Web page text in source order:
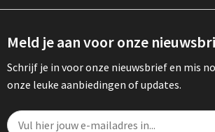
Meld je aan voor onze
Schrijf je in voor onze nieuwsbrief en mis
onze leuke aanbiedingen of updates.